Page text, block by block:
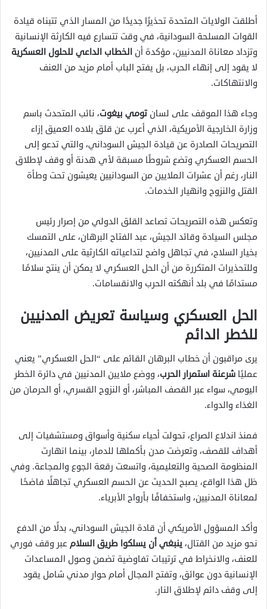
أطلقت الولايات المتحدة تحذيرًا جديدًا من المسار الذي تتبناه قيادة
القوات المسلحة السودانية، في وقت تتسارع فيه الكارثة الإنسانية
وتزداد معاناة المدنيين، مؤكدة أن الخطاب الداعي للحلول العسكرية
لا يقود إلى إنهاء الحرب، بل يفتح الباب أمام مزيد من العنف
والانتهاكات.
وجاء هذا الموقف على لسان تومي بيغوت، نائب المتحدث باسم
وزارة الخارجية الأمريكية، الذي أعرب عن قلق بلاده العميق إزاء
التصريحات الصادرة عن قيادة الجيش السوداني، والتي تدعو إلى
الحسم العسكري وتضع شروطًا مسبقة لأي هدنة أو وقف لإطلاق
النار، رغم أن عشرات الملايين من السودانيين يعيشون تحت وطأة
القتل والنزوح وانهيار الخدمات.
وتعكس هذه التصريحات تصاعد القلق الدولي من إصرار رئيس
مجلس السيادة وقائد الجيش، عبد الفتاح البرهان، على التمسك
بخيار السلاح، في تجاهل واضح لتداعياته الكارثية على المدنيين،
وللتحذيرات المتكررة من أن الحل العسكري لا يمكن أن ينتج سلامًا
مستدامًا في بلد أنهكته الحرب والانقسامات.
الحل العسكري وسياسة تعريض المدنيين
للخطر الدائم
يرى مراقبون أن خطاب البرهان القائم على “الحل العسكري” يعني
عمليًا شرعنة استمرار الحرب، ووضع ملايين المدنيين في دائرة الخطر
اليومي، سواء عبر القصف المباشر، أو النزوح القسري، أو الحرمان من
الغذاء والدواء.
فمنذ اندلاع الصراع، تحولت أحياء سكنية وأسواق ومستشفيات إلى
أهداف للقصف، وتعرضت مدن بأكملها للدمار، بينما انهارت
المنظومة الصحية والتعليمية، واتسعت رقعة الجوع والمجاعة. وفي
ظل هذا الواقع، يصبح الحديث عن الحسم العسكري تجاهلًا فاضحًا
لمعاناة المدنيين، واستخفافًا بأرواح الأبرياء.
وأكد المسؤول الأمريكي أن قادة الجيش السوداني، بدلًا من الدفع
نحو مزيد من القتال، ينبغي أن يسلكوا طريق السلام عبر وقف فوري
للعنف، والانخراط في ترتيبات تفاوضية تضمن وصول المساعدات
الإنسانية دون عوائق، وتفتح المجال أمام حوار مدني شامل يقود
إلى وقف دائم لإطلاق النار.